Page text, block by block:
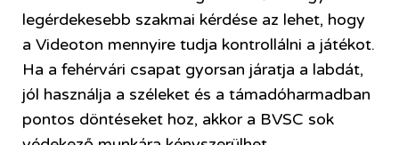
legérdekesebb szakmai kérdése az lehet, hogy
a Videoton mennyire tudja kontrollálni a játékot.
Ha a fehérvári csapat gyorsan járatja a labdát,
jól használja a széleket és a támadóharmadban
pontos döntéseket hoz, akkor a BVSC sok